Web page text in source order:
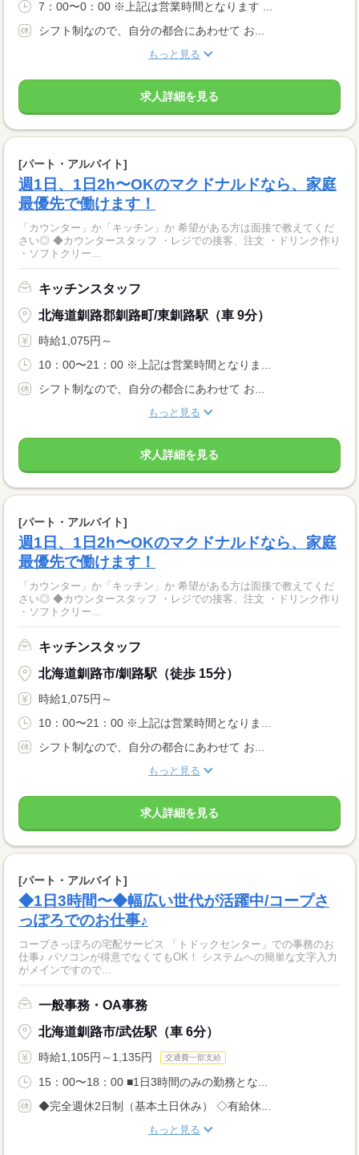
7：00〜0：00 ※上記は営業時間となります ...
シフト制なので、自分の都合にあわせて お...
もっと見る
求人詳細を見る
[パート・アルバイト]
週1日、1日2h〜OKのマクドナルドなら、家庭
最優先で働けます！
「カウンター」か「キッチン」か 希望がある方は面接で教えてくだ
さい◎ ◆カウンタースタッフ ・レジでの接客、注文 ・ドリンク作り
・ソフトクリー...
キッチンスタッフ
北海道釧路郡釧路町/東釧路駅（車 9分）
時給1,075円～
10：00〜21：00 ※上記は営業時間となりま...
シフト制なので、自分の都合にあわせて お...
もっと見る
求人詳細を見る
[パート・アルバイト]
週1日、1日2h〜OKのマクドナルドなら、家庭
最優先で働けます！
「カウンター」か「キッチン」か 希望がある方は面接で教えてくだ
さい◎ ◆カウンタースタッフ ・レジでの接客、注文 ・ドリンク作り
・ソフトクリー...
キッチンスタッフ
北海道釧路市/釧路駅（徒歩 15分）
時給1,075円～
10：00〜21：00 ※上記は営業時間となりま...
シフト制なので、自分の都合にあわせて お...
もっと見る
求人詳細を見る
[パート・アルバイト]
◆1日3時間〜◆幅広い世代が活躍中/コープさ
っぽろでのお仕事♪
コープさっぽろの宅配サービス 「トドックセンター」での事務のお
仕事♪ パソコンが得意でなくてもOK！ システムへの簡単な文字入力
がメインですので...
一般事務・OA事務
北海道釧路市/武佐駅（車 6分）
時給1,105円～1,135円 交通費一部支給
15：00〜18：00 ■1日3時間のみの勤務とな...
◆完全週休2日制（基本土日休み） ◇有給休...
もっと見る